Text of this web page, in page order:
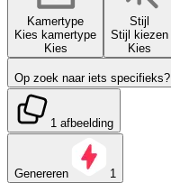
Kamertype
Kies kamertype
Kies
Stijl
Stijl kiezen
Kies
Op zoek naar iets specifieks?
1 afbeelding
Genereren 1